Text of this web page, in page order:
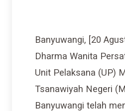
Banyuwangi, [20
Dharma Wanita
Unit Pelaksana (UP)
Tsanawiyah Negeri
Banyuwangi telah